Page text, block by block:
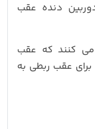
دنده عقب
کنند که عقب
برای عقب ربطی به